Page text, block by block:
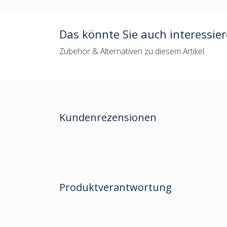
Das könnte Sie auch
Zubehör & Alternativen zu diesem Artikel
Kundenrezensionen
Produktverantwortung